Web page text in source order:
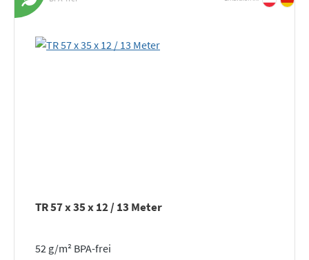
TR 57 x 35 x 12 / 13 Meter
52 g/m² BPA-frei